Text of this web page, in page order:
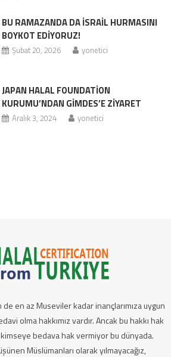
BU RAMAZANDA DA ISRAİL HURMASINI
BOYKOT EDİYORUZ!
Şubat 20, 2026 yonetici
JAPAN HALAL FOUNDATİON
KURUMU’NDAN GİMDES’E ZİYARET
Aralık 3, 2024 yonetici
en az Museviler kadar inançlarımıza uygun
olma hakkımız vardır. Ancak bu hakkı hak
bedava hak vermiyor bu dünyada.
Müslümanları olarak yılmayacağız,